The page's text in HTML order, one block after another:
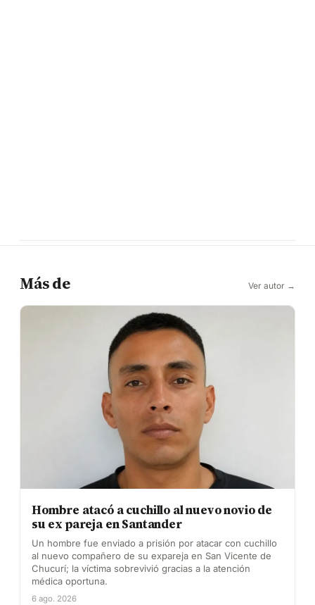
Más de Ver autor →
Hombre atacó a cuchillo al nuevo novio de
su ex pareja en Santander
Un hombre fue enviado a prisión por atacar con cuchillo
al nuevo compañero de su expareja en San Vicente de
Chucurí; la víctima sobrevivió gracias a la atención
médica oportuna.
6 ago. 2026